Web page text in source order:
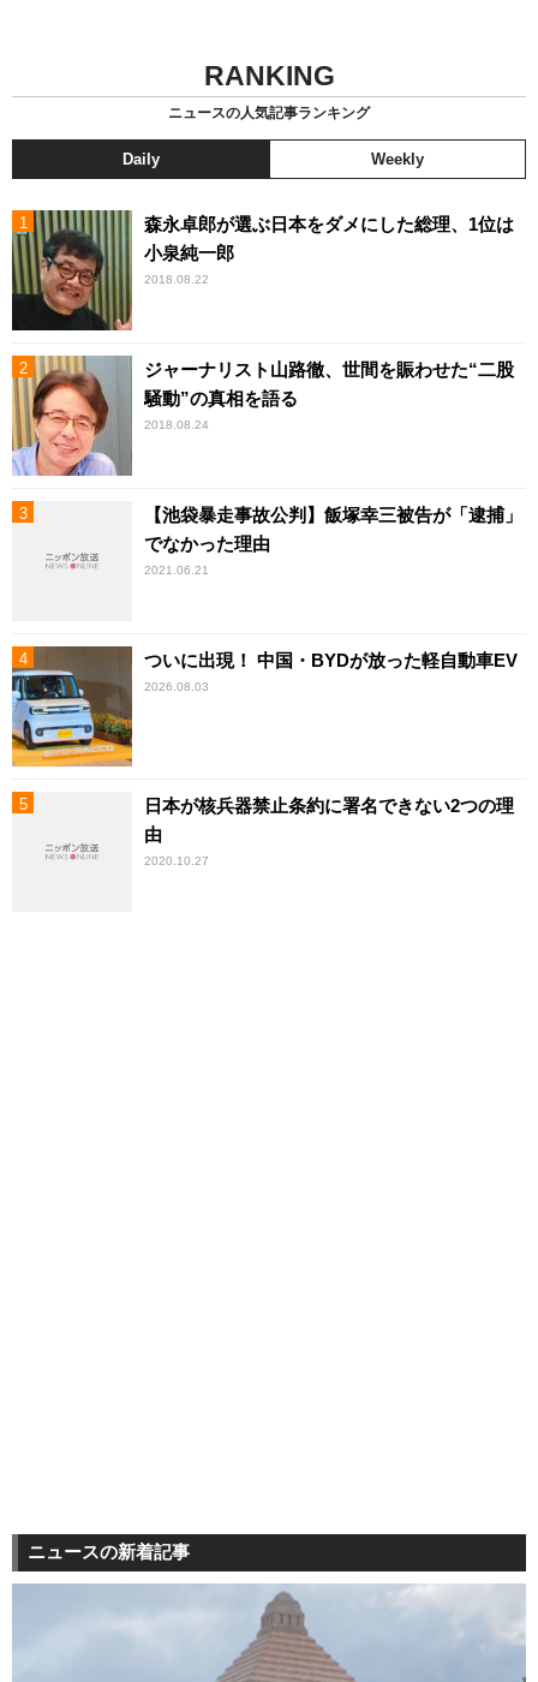
RANKING
ニュースの人気記事ランキング
Daily Weekly
森永卓郎が選ぶ日本をダメにした総理、1位は
小泉純一郎
2018.08.22
ジャーナリスト山路徹、世間を賑わせた“二股
騒動”の真相を語る
2018.08.24
【池袋暴走事故公判】飯塚幸三被告が「逮捕」
でなかった理由
2021.06.21
ついに出現！ 中国・BYDが放った軽自動車EV
2026.08.03
日本が核兵器禁止条約に署名できない2つの理
由
2020.10.27
ニュースの新着記事